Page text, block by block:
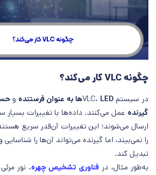
چگونه VLC کار می‌کند؟
در سیستم VLC، LEDها به عنوان فرستنده و
گیرنده
ارسال می‌شوند؛ این تغییرات آن‌قدر سریع
را نمی‌بیند، اما گیرنده می‌تواند آن‌ها را
تبدیل کند.
به‌طور مثال، در فناوری تشخیص چهره، نور